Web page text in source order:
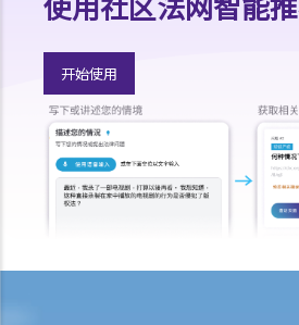
b. 以信讬法团为受权人
5. 多于一名受权人？
a. 共同行事
b. 共同和各别行事
开始使用